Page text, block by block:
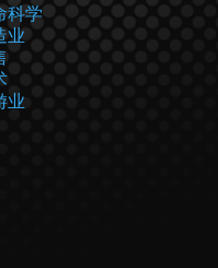
科学
业
业